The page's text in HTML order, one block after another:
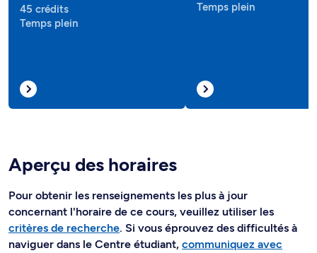
45 crédits
Temps plein
Temps plein
Aperçu des horaires
Pour obtenir les renseignements les plus à jour
concernant l'horaire de ce cours, veuillez utiliser les
critères de recherche. Si vous éprouvez des difficultés à
naviguer dans le Centre étudiant, communiquez avec